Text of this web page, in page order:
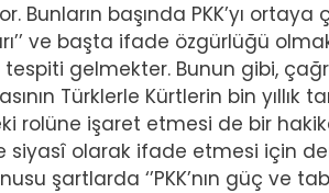
başında PKK’yı ortaya
ve başta ifade özgürlüğü
gelmekter. Bunun gibi,
Türklerle Kürtlerin bin yıllık
rolüne işaret etmesi de bir
siyasî olarak ifade etmesi için
şartlarda ‘’PKK’nın güç ve